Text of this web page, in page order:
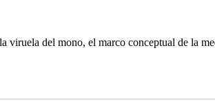
viruela del mono, el marco conceptual de la